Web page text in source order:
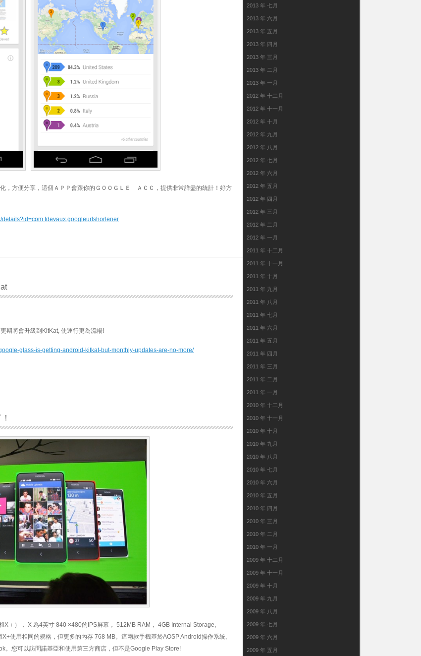
，方便分享，這個ＡＰＰ會跟你的ＧＯＯＧＬＥ ＡＣＣ，提供非常詳盡的統計！好方
details?id=com.tdevaux.googleurlshortener
期將會升級到KitKat, 使運行更為流暢!
glass-is-getting-android-kitkat-but-monthly-updates-are-no-more/
X＋）， X 為4英寸 840 ×480的IPS屏幕， 512MB RAM， 4GB Internal Storage,
使用相同的規格，但更多的內存 768 MB。這兩款手機基於AOSP Android操作系統,
。您可以訪問諾基亞和使用第三方商店，但不是Google Play Store!
2013 年 七月
2013 年 六月
2013 年 五月
2013 年 四月
2013 年 三月
2013 年 二月
2013 年 一月
2012 年 十二月
2012 年 十一月
2012 年 十月
2012 年 九月
2012 年 八月
2012 年 七月
2012 年 六月
2012 年 五月
2012 年 四月
2012 年 三月
2012 年 二月
2012 年 一月
2011 年 十二月
2011 年 十一月
2011 年 十月
2011 年 九月
2011 年 八月
2011 年 七月
2011 年 六月
2011 年 五月
2011 年 四月
2011 年 三月
2011 年 二月
2011 年 一月
2010 年 十二月
2010 年 十一月
2010 年 十月
2010 年 九月
2010 年 八月
2010 年 七月
2010 年 六月
2010 年 五月
2010 年 四月
2010 年 三月
2010 年 二月
2010 年 一月
2009 年 十二月
2009 年 十一月
2009 年 十月
2009 年 九月
2009 年 八月
2009 年 七月
2009 年 六月
2009 年 五月